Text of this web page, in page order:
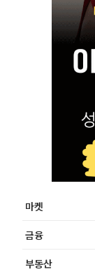
마켓
금융
부동산